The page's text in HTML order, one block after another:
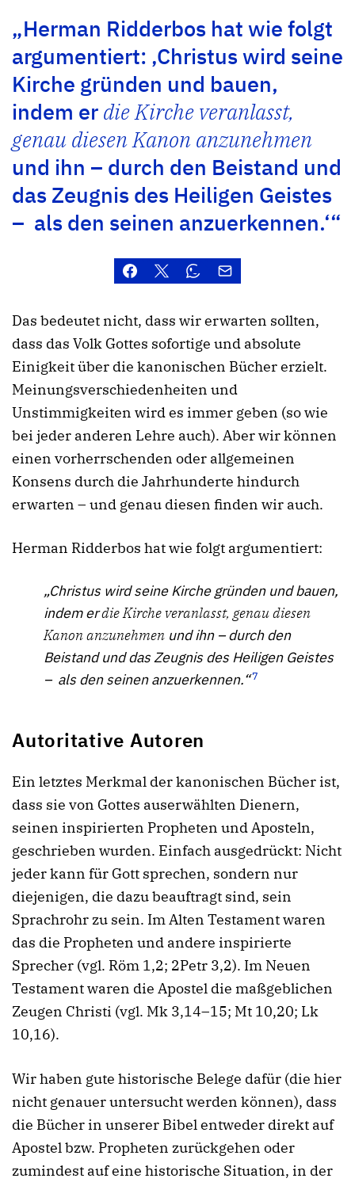
„Herman Ridderbos hat wie folgt
argumentiert: ‚Christus wird seine
Kirche gründen und bauen,
indem er die Kirche veranlasst,
genau diesen Kanon anzunehmen
und ihn – durch den Beistand und
das Zeugnis des Heiligen Geistes
– als den seinen anzuerkennen.‘“
Das bedeutet nicht, dass wir erwarten sollten,
dass das Volk Gottes sofortige und absolute
Einigkeit über die kanonischen Bücher erzielt.
Meinungsverschiedenheiten und
Unstimmigkeiten wird es immer geben (so wie
bei jeder anderen Lehre auch). Aber wir können
einen vorherrschenden oder allgemeinen
Konsens durch die Jahrhunderte hindurch
erwarten – und genau diesen finden wir auch.
Herman Ridderbos hat wie folgt argumentiert:
„Christus wird seine Kirche gründen und bauen,
indem erdie Kirche veranlasst, genau diesen
Kanon anzunehmen und ihn – durch den
Beistand und das Zeugnis des Heiligen Geistes
– als den seinen anzuerkennen.“7
Autoritative Autoren
Ein letztes Merkmal der kanonischen Bücher ist,
dass sie von Gottes auserwählten Dienern,
seinen inspirierten Propheten und Aposteln,
geschrieben wurden. Einfach ausgedrückt: Nicht
jeder kann für Gott sprechen, sondern nur
diejenigen, die dazu beauftragt sind, sein
Sprachrohr zu sein. Im Alten Testament waren
das die Propheten und andere inspirierte
Sprecher (vgl. Röm 1,2; 2Petr 3,2). Im Neuen
Testament waren die Apostel die maßgeblichen
Zeugen Christi (vgl. Mk 3,14–15; Mt 10,20; Lk
10,16).
Wir haben gute historische Belege dafür (die hier
nicht genauer untersucht werden können), dass
die Bücher in unserer Bibel entweder direkt auf
Apostel bzw. Propheten zurückgehen oder
zumindest auf eine historische Situation, in der